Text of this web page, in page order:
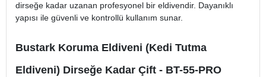
dirseğe kadar uzanan profesyonel bir eldivendir. Dayanıklı
yapısı ile güvenli ve kontrollü kullanım sunar.
Bustark Koruma Eldiveni (Kedi Tutma
Eldiveni) Dirseğe Kadar Çift - BT-55-PRO